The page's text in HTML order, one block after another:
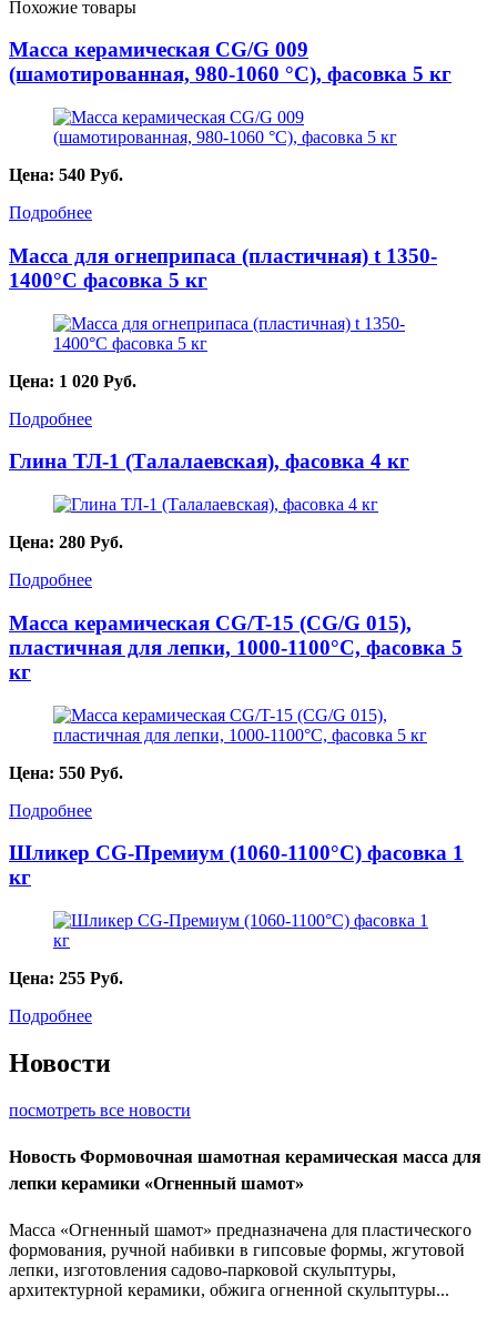
Похожие товары
Масса керамическая CG/G 009
(шамотированная, 980-1060 °С), фасовка 5 кг
Цена: 540 Руб.
Подробнее
Масса для огнеприпаса (пластичная) t 1350-
1400°С фасовка 5 кг
Цена: 1 020 Руб.
Подробнее
Глина ТЛ-1 (Талалаевская), фасовка 4 кг
Цена: 280 Руб.
Подробнее
Масса керамическая CG/T-15 (CG/G 015),
пластичная для лепки, 1000-1100°С, фасовка 5
кг
Цена: 550 Руб.
Подробнее
Шликер CG-Премиум (1060-1100°С) фасовка 1
кг
Цена: 255 Руб.
Подробнее
Новости
посмотреть все новости
Новость Формовочная шамотная керамическая масса для
лепки керамики «Огненный шамот»
Масса «Огненный шамот» предназначена для пластического
формования, ручной набивки в гипсовые формы, жгутовой
лепки, изготовления садово-парковой скульптуры,
архитектурной керамики, обжига огненной скульптуры...